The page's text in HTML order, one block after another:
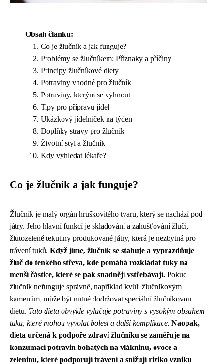
Obsah článku:
Co je žlučník a jak funguje?
Problémy se žlučníkem: Příznaky a příčiny
Principy žlučníkové diety
Potraviny vhodné pro žlučník
Potraviny, kterým se vyhnout
Tipy pro přípravu jídel
Ukázkový jídelníček na týden
Doplňky stravy pro žlučník
Životní styl a žlučník
Kdy vyhledat lékaře?
Co je žlučník a jak funguje?
Žlučník je malý orgán hruškovitého tvaru, který se nachází pod
játry. Jeho hlavní funkcí je skladování a zahušťování žluči,
žlutozelené tekutiny produkované játry, která je nezbytná pro
trávení tuků. Když jíme, žlučník se stahuje a vyprazdňuje
žluč do tenkého střeva, kde pomáhá rozkládat tuky na
menší částice, které se pak snadněji vstřebávají. Pokud
žlučník nefunguje správně, například kvůli žlučníkovým
kamenům, může být nutné dodržovat speciální žlučníkovou
dietu. Tato dieta obvykle vylučuje potraviny s vysokým obsahem
tuku, které mohou vyvolat bolest a další komplikace. Naopak,
dieta určená k podpoře zdraví žlučníku se zaměřuje na
konzumaci potravin bohatých na vlákninu, ovoce a
zeleninu, které podporují trávení a snižují riziko vzniku